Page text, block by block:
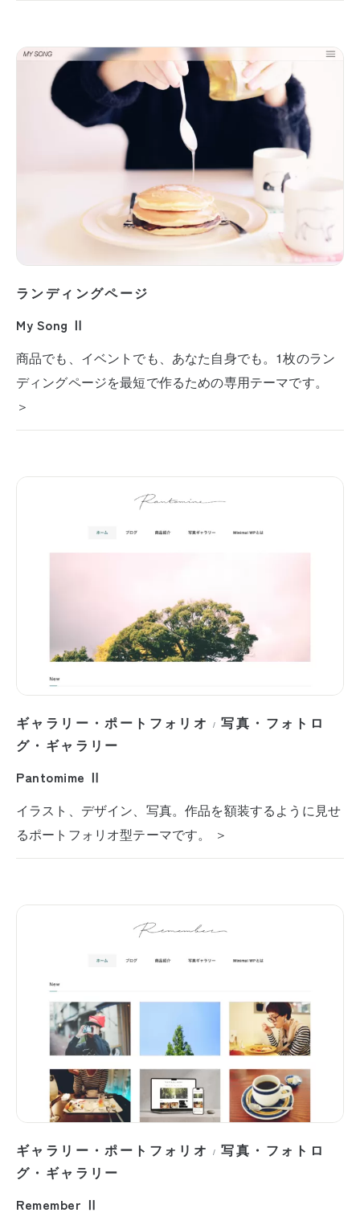
ランディングページ
My Song Ⅱ
商品でも、イベントでも、あなた自身でも。1枚のラン
ディングページを最短で作るための専用テーマです。
＞
ギャラリー・ポートフォリオ /写真・フォトロ
グ・ギャラリー
Pantomime Ⅱ
イラスト、デザイン、写真。作品を額装するように見せ
るポートフォリオ型テーマです。 ＞
ギャラリー・ポートフォリオ /写真・フォトロ
グ・ギャラリー
Remember Ⅱ